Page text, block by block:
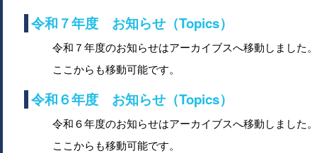
令和７年度 お知らせ（Topics）
令和７年度のお知らせはアーカイブスへ移動しました。
ここからも移動可能です。
令和６年度 お知らせ（Topics）
令和６年度のお知らせはアーカイブスへ移動しました。
ここからも移動可能です。